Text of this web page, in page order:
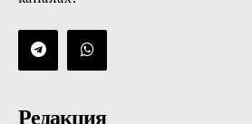
Редакция